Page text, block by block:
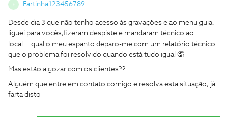
Fartinha123456789
Desde dia 3 que não tenho acesso às gravações e ao menu guia,
liguei para vocês,fizeram despiste e mandaram técnico ao
local....qual o meu espanto deparo-me com um relatório técnico
que o problema foi resolvido quando está tudo igual 🤦
Mas estão a gozar com os clientes??
Alguém que entre em contato comigo e resolva esta situação, já
farta disto